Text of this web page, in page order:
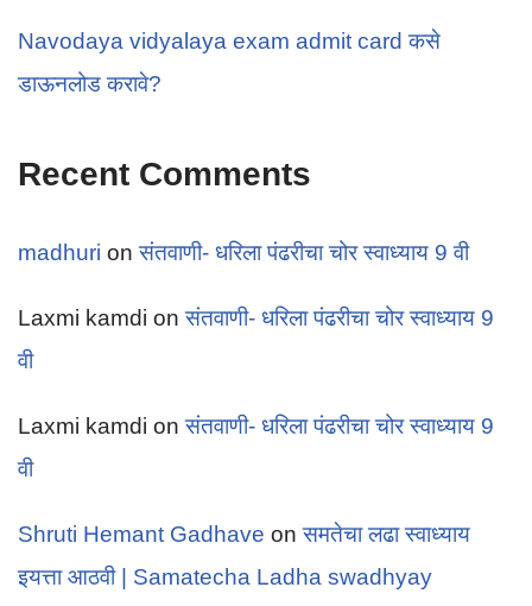
Navodaya vidyalaya exam admit card कसे
डाऊनलोड करावे?
Recent Comments
madhuri onसंतवाणी- धरिला पंढरीचा चोर स्वाध्याय 9 वी
Laxmi kamdi onसंतवाणी- धरिला पंढरीचा चोर स्वाध्याय 9
वी
Laxmi kamdi onसंतवाणी- धरिला पंढरीचा चोर स्वाध्याय 9
वी
Shruti Hemant Gadhave onसमतेचा लढा स्वाध्याय
इयत्ता आठवी | Samatecha Ladha swadhyay